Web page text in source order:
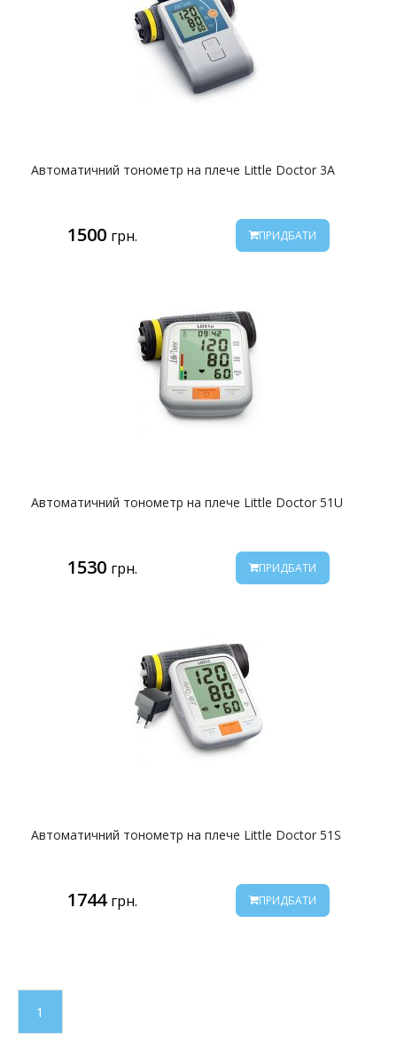
Автоматичний тонометр на плече Little Doctor 3А
1500 грн. ПРИДБАТИ
Автоматичний тонометр на плече Little Doctor 51U
1530 грн. ПРИДБАТИ
Автоматичний тонометр на плече Little Doctor 51S
1744 грн. ПРИДБАТИ
1